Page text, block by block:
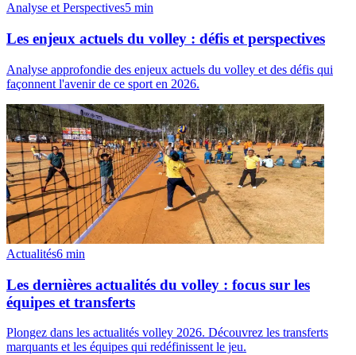
Analyse et Perspectives5 min
Les enjeux actuels du volley : défis et perspectives
Analyse approfondie des enjeux actuels du volley et des défis qui
façonnent l'avenir de ce sport en 2026.
Actualités6 min
Les dernières actualités du volley : focus sur les
équipes et transferts
Plongez dans les actualités volley 2026. Découvrez les transferts
marquants et les équipes qui redéfinissent le jeu.